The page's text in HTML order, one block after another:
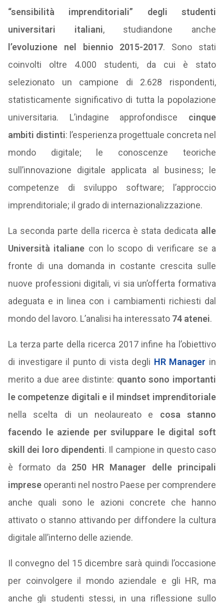
“sensibilità imprenditoriali” degli studenti
universitari italiani, studiandone anche
l’evoluzione nel biennio 2015-2017. Sono stati
coinvolti oltre 4.000 studenti, da cui è stato
selezionato un campione di 2.628 rispondenti,
statisticamente significativo di tutta la popolazione
universitaria. L’indagine approfondisce cinque
ambiti distinti: l’esperienza progettuale concreta nel
mondo digitale; le conoscenze teoriche
sull’innovazione digitale applicata al business; le
competenze di sviluppo software; l’approccio
imprenditoriale; il grado di internazionalizzazione.
La seconda parte della ricerca è stata dedicata alle
Università italiane con lo scopo di verificare se a
fronte di una domanda in costante crescita sulle
nuove professioni digitali, vi sia un’offerta formativa
adeguata e in linea con i cambiamenti richiesti dal
mondo del lavoro. L’analisi ha interessato 74 atenei.
La terza parte della ricerca 2017 infine ha l’obiettivo
di investigare il punto di vista degli HR Manager in
merito a due aree distinte: quanto sono importanti
le competenze digitali e il mindset imprenditoriale
nella scelta di un neolaureato e cosa stanno
facendo le aziende per sviluppare le digital soft
skill dei loro dipendenti. Il campione in questo caso
è formato da 250 HR Manager delle principali
imprese operanti nel nostro Paese per comprendere
anche quali sono le azioni concrete che hanno
attivato o stanno attivando per diffondere la cultura
digitale all’interno delle aziende.
Il convegno del 15 dicembre sarà quindi l’occasione
per coinvolgere il mondo aziendale e gli HR, ma
anche gli studenti stessi, in una riflessione sullo